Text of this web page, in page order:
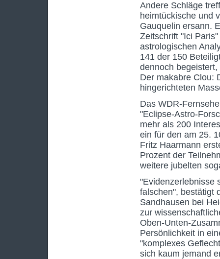
Andere Schläge
heimtückische und
Gauquelin ersann.
Zeitschrift "Ici
astrologischen
141 der 150
dennoch
Der makabre Clou:
hingerichteten
Das WDR-
"Eclipse-Astro-
mehr als 200
ein für den am 25.
Fritz Haarmann
Prozent der
weitere jubelten
"Evidenzerlebnisse
falschen", bestätigt
Sandhausen bei
zur
Oben-Unten-
Persönlichkeit in
"komplexes
sich kaum jemand